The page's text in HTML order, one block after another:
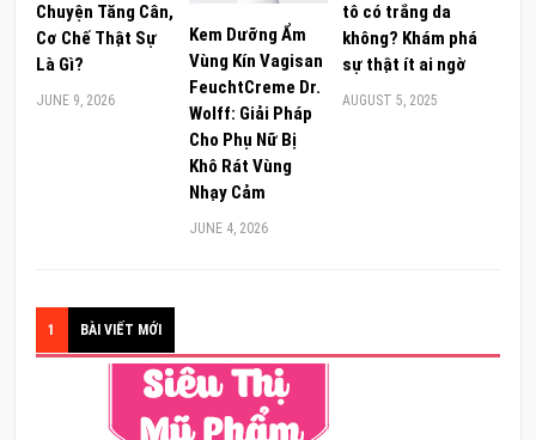
Chuyện Tăng Cân,
Cơ Chế Thật Sự
Là Gì?
JUNE 9, 2026
Kem Dưỡng Ẩm
Vùng Kín Vagisan
FeuchtCreme Dr.
Wolff: Giải Pháp
Cho Phụ Nữ Bị
Khô Rát Vùng
Nhạy Cảm
JUNE 4, 2026
tô có trắng da
không? Khám phá
sự thật ít ai ngờ
AUGUST 5, 2025
1 BÀI VIẾT MỚI